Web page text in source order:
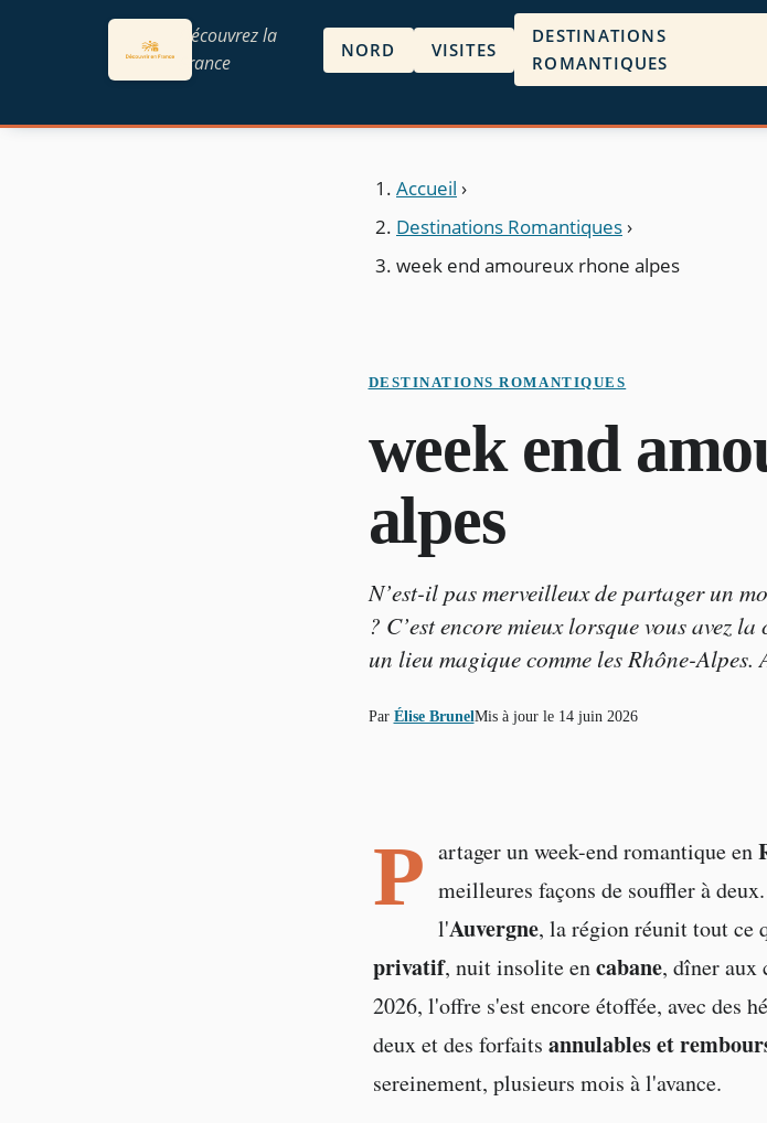
Découvrez la
France
NORD VISITES
DESTINATIONS
ROMANTIQUES
Accueil ›
Destinations Romantiques ›
week end amoureux rhone alpes
DESTINATIONS ROMANTIQUES
week end
alpes
N’est-il pas merveilleux de partager un
? C’est encore mieux lorsque vous avez
un lieu magique comme les Rhône-Alpes.
Par Élise BrunelMis à jour le 14 juin 2026
P artager un week-end romantique en
meilleures façons de souffler à
l'Auvergne, la région réunit tout ce
privatif, nuit insolite encabane, dîner aux
2026, l'offre s'est encore étoffée, avec des
deux et des forfaits annulables et
sereinement, plusieurs mois à l'avance.